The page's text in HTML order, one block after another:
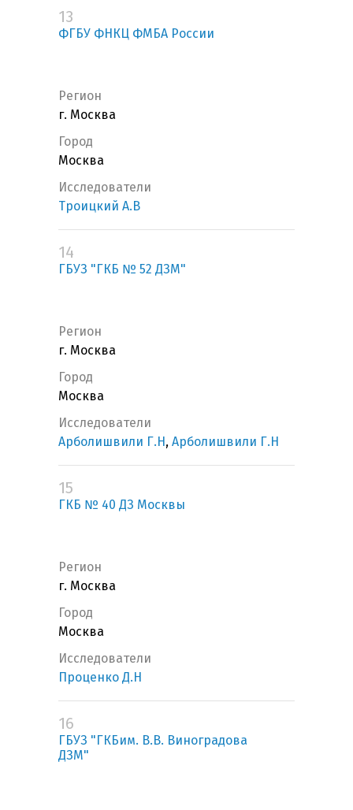
13
ФГБУ ФНКЦ ФМБА России
Регион
г. Москва
Город
Москва
Исследователи
Троицкий А.В
14
ГБУЗ "ГКБ № 52 ДЗМ"
Регион
г. Москва
Город
Москва
Исследователи
Арболишвили Г.Н , Арболишвили Г.Н
15
ГКБ № 40 ДЗ Москвы
Регион
г. Москва
Город
Москва
Исследователи
Проценко Д.Н
16
ГБУЗ "ГКБим. В.В. Виноградова
ДЗМ"